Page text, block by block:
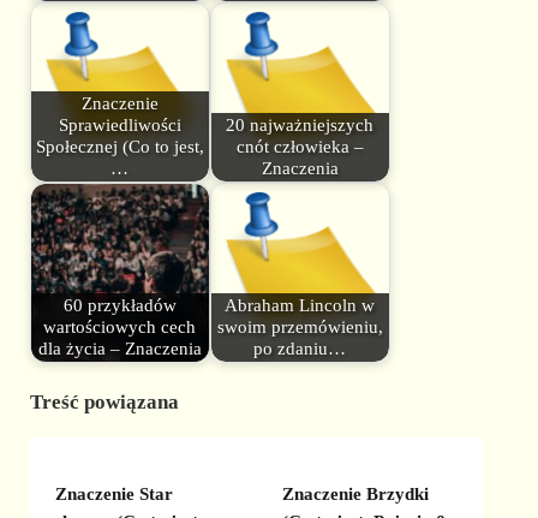
Znaczenie
Sprawiedliwości
Społecznej (Co to jest,
…
20 najważniejszych
cnót człowieka –
Znaczenia
60 przykładów
wartościowych cech
dla życia – Znaczenia
Abraham Lincoln w
swoim przemówieniu,
po zdaniu…
Treść powiązana
Znaczenie Star
Znaczenie Brzydki